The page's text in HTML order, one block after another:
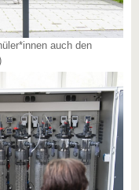
auch den